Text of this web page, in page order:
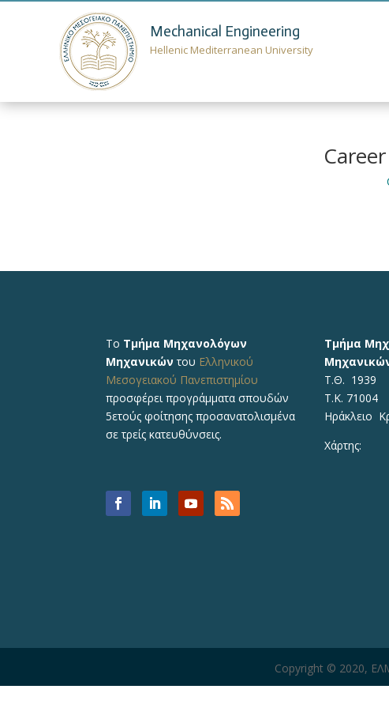
Mechanical Engineering
Hellenic Mediterranean University
Το Τμήμα Μηχανολόγων
Μηχανικώντου Ελληνικού
Μεσογειακού Πανεπιστημίου
προσφέρει προγράμματα σπουδών
5ετούς φοίτησης προσανατολισμένα
σε τρείς κατευθύνσεις.
Τμήμα
Τ.Θ. 1939
Τ.Κ. 71004
Ηράκλειο
Χάρτης:
Copyright © 2020,